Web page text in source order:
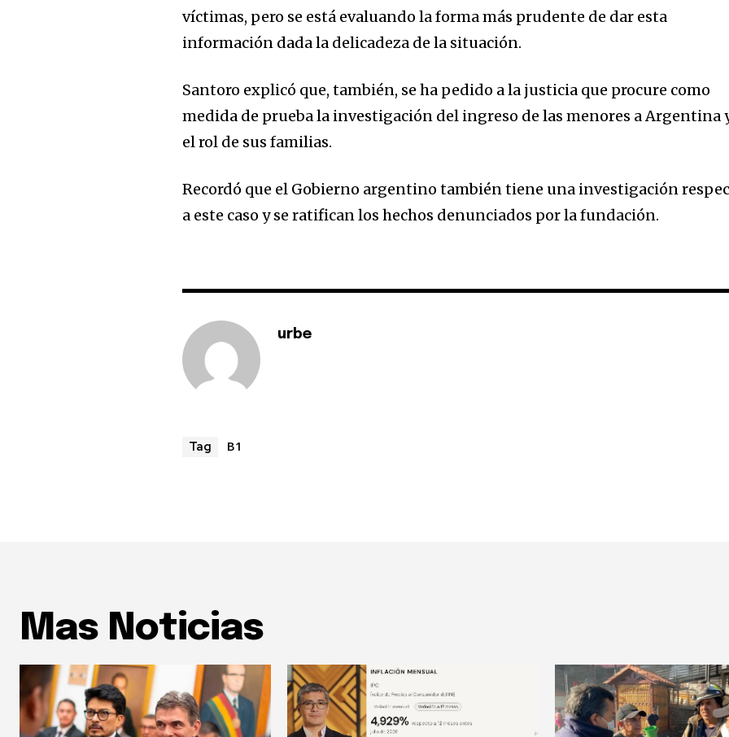
víctimas, pero se está evaluando la forma más prudente de dar esta
información dada la delicadeza de la situación.
Santoro explicó que, también, se ha pedido a la justicia que procure como
medida de prueba la investigación del ingreso de las menores a Argentina
el rol de sus familias.
Recordó que el Gobierno argentino también tiene una investigación
a este caso y se ratifican los hechos denunciados por la fundación.
urbe
Tag B1
Mas Noticias